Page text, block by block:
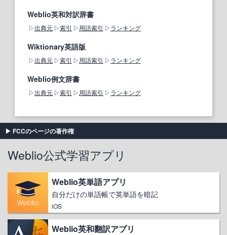
Weblio英和対訳辞書
出典元 索引 用語索引 ランキング
Wiktionary英語版
出典元 索引 用語索引 ランキング
Weblio例文辞書
出典元 索引 用語索引 ランキング
FCCのページの著作権
Weblio公式学習アプリ
Weblio英単語アプリ
自分だけの単語帳で英単語を暗記
iOS
Weblio英和翻訳アプリ